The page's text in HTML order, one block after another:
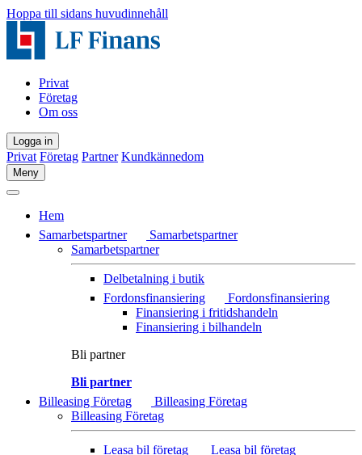
Hoppa till sidans huvudinnehåll
Privat
Företag
Om oss
Logga in
Privat Företag Partner Kundkännedom
Meny
Hem
Samarbetspartner
Samarbetspartner
Samarbetspartner
Delbetalning i butik
Fordonsfinansiering
Fordonsfinansiering
Finansiering i fritidshandeln
Finansiering i bilhandeln
Bli partner
Bli partner
Billeasing Företag
Billeasing Företag
Billeasing Företag
Leasa bil företag
Leasa bil företag